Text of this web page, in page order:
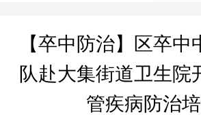
【卒中防治】区卒中
队赴大集街道卫生院
管疾病防治培